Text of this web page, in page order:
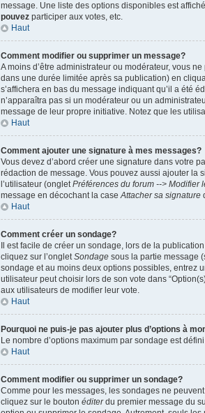
message. Une liste des options disponibles est
pouvez participer aux votes, etc.
Haut
Comment modifier ou supprimer un message?
A moins d’être administrateur ou modérateur, vous
dans une durée limitée après sa publication) en
s’affichera en bas du message indiquant qu’il a été
n’apparaîtra pas si un modérateur ou un
message de leur propre initiative. Notez que les
Haut
Comment ajouter une signature à mes messages?
Vous devez d’abord créer une signature dans votre
rédaction de message. Vous pouvez aussi ajouter la
l’utilisateur (ongletPréférences du forum --> Modifier
message en décochant la caseAttacher sa signature
Haut
Comment créer un sondage?
Il est facile de créer un sondage, lors de la
cliquez sur l’ongletSondage sous la partie message
sondage et au moins deux options possibles, entrez
utilisateur peut choisir lors de son vote dans
aux utilisateurs de modifier leur vote.
Haut
Pourquoi ne puis-je pas ajouter plus d’options à
Le nombre d’options maximum par sondage est
Haut
Comment modifier ou supprimer un sondage?
Comme pour les messages, les sondages ne
cliquez sur le bouton éditerdu premier message du